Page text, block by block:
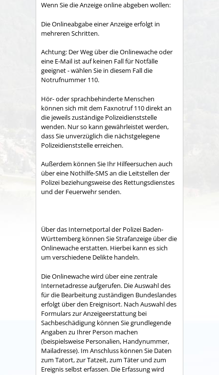
Wenn Sie die Anzeige online abgeben wollen:
Die Onlineabgabe einer Anzeige erfolgt in
mehreren Schritten.
Achtung: Der Weg über die Onlinewache oder
eine E-Mail ist auf keinen Fall für Notfälle
geeignet - wählen Sie in diesem Fall die
Notrufnummer 110.
Hör- oder sprachbehinderte Menschen
können sich mit dem Faxnotruf 110 direkt an
die jeweils zuständige Polizeidienststelle
wenden. Nur so kann gewährleistet werden,
dass Sie unverzüglich die nächstgelegene
Polizeidienststelle erreichen.
Außerdem können Sie Ihr Hilfeersuchen auch
über eine Nothilfe-SMS an die Leitstellen der
Polizei beziehungsweise des Rettungsdienstes
und der Feuerwehr senden.
Über das Internetportal der Polizei Baden-
Württemberg können Sie Strafanzeige über die
Onlinewache erstatten. Hierbei kann es sich
um verschiedene Delikte handeln.
Die Onlinewache wird über eine zentrale
Internetadresse aufgerufen. Die Auswahl des
für die Bearbeitung zuständigen Bundeslandes
erfolgt über den Ereignisort. Nach Auswahl des
Formulars zur Anzeigeerstattung bei
Sachbeschädigung können Sie grundlegende
Angaben zu Ihrer Person machen
(beispielsweise Personalien, Handynummer,
Mailadresse). Im Anschluss können Sie Daten
zum Tatort, zur Tatzeit, zum Täter und zum
Ereignis selbst erfassen. Die Erfassung wird